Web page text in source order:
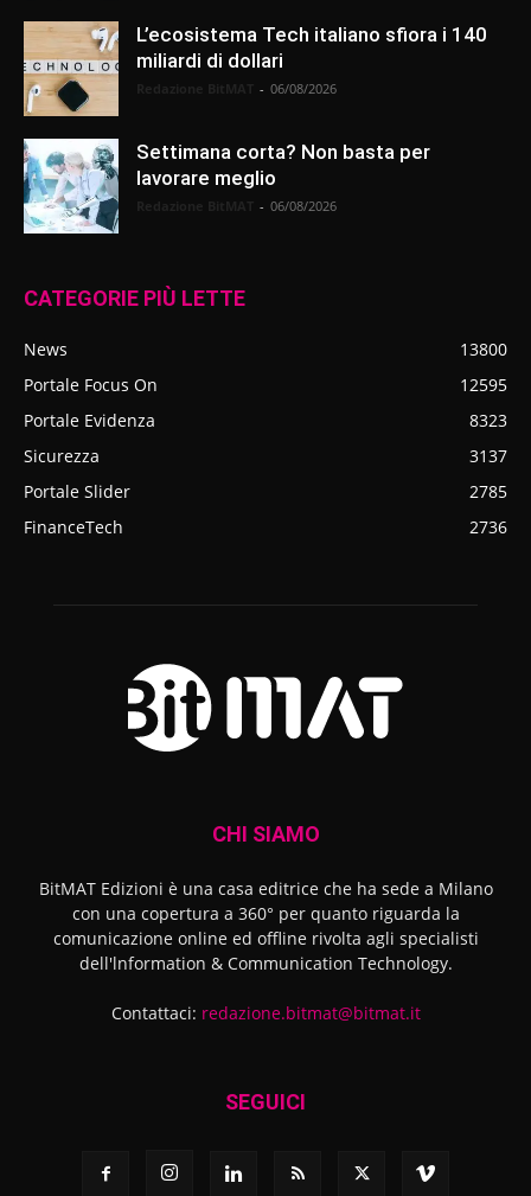
L’ecosistema Tech italiano sfiora i 140
miliardi di dollari
- 06/08/2026
Settimana corta? Non basta per
lavorare meglio
- 06/08/2026
CATEGORIE PIÙ LETTE
News
13800
Portale Focus On
12595
Portale Evidenza
8323
Sicurezza
3137
Portale Slider
2785
FinanceTech
2736
CHI SIAMO
BitMAT Edizioni è una casa editrice che ha sede a Milano
con una copertura a 360° per quanto riguarda la
comunicazione online ed offline rivolta agli specialisti
dell'lnformation & Communication Technology.
Contattaci: redazione.bitmat@bitmat.it
SEGUICI